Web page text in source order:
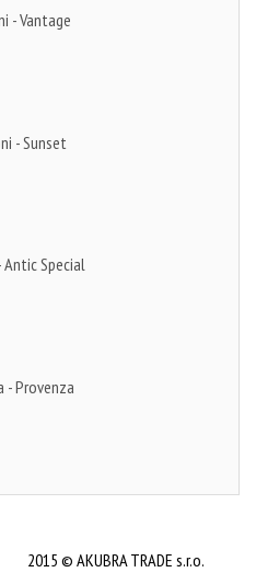
2015 © AKUBRA TRADE s.r.o.